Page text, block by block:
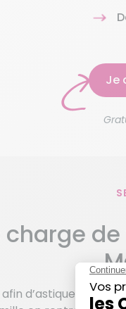
Je
d’astiquer la